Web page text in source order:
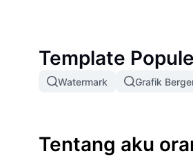
Template
Watermark Grafik
Tentang aku